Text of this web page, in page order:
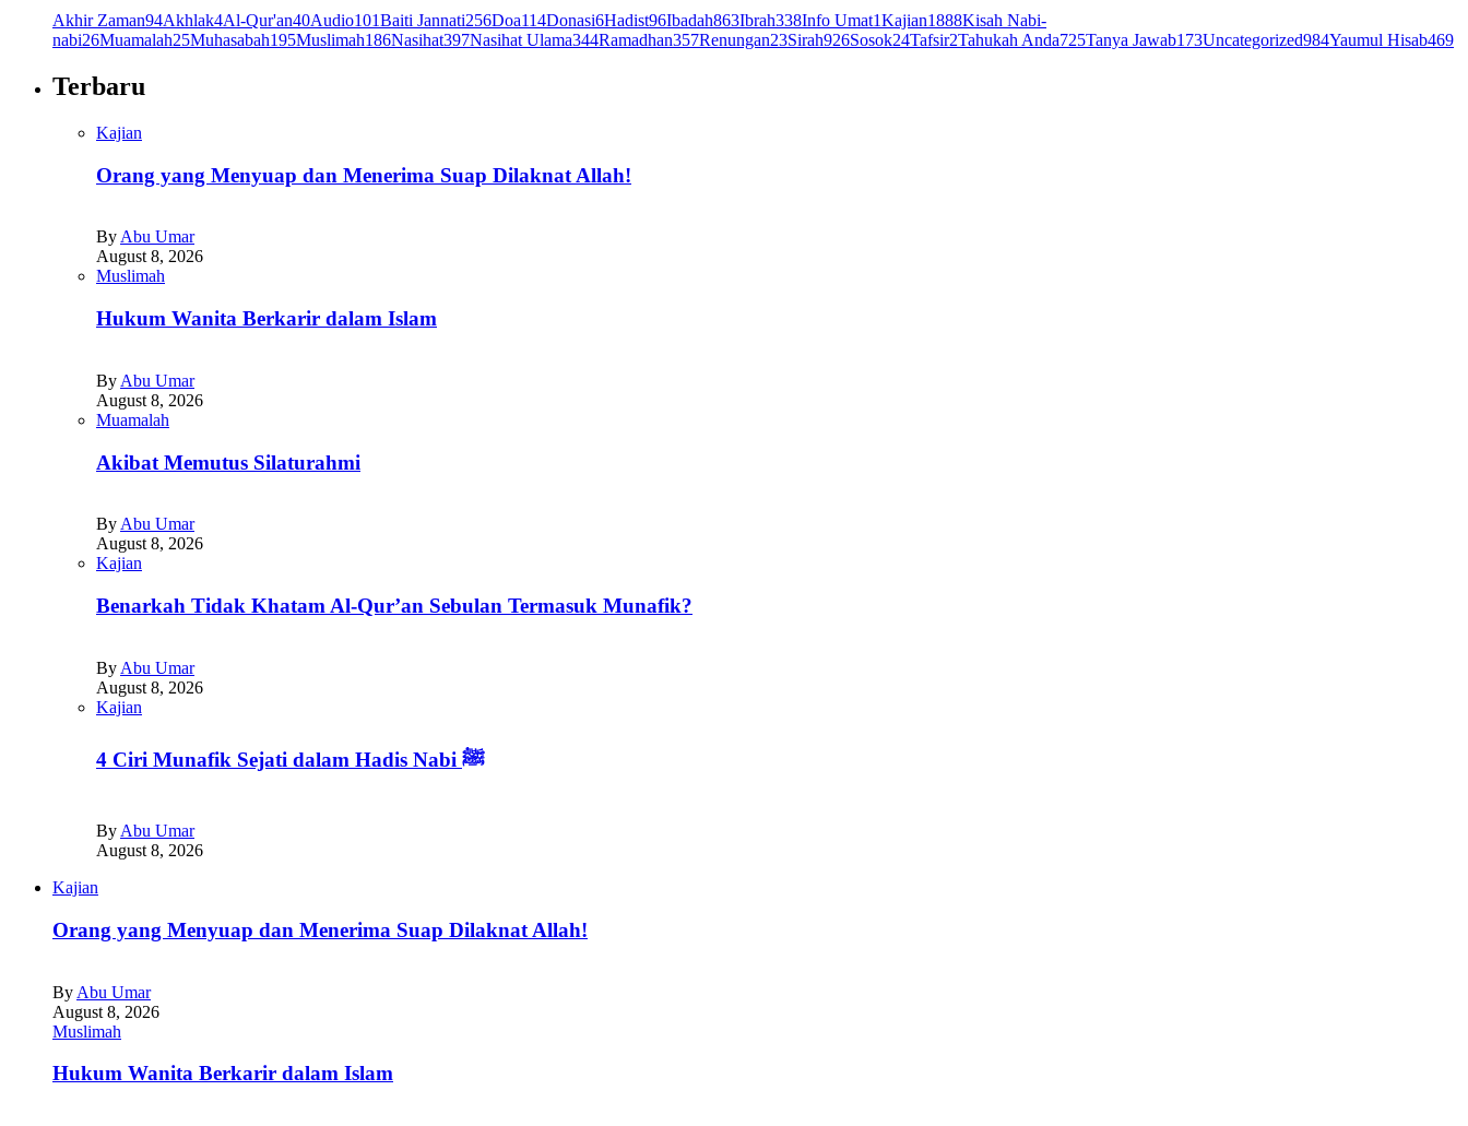
Akhir Zaman94Akhlak4Al-Qur'an40Audio101Baiti Jannati256Doa114Donasi6Hadist96Ibadah863Ibrah338Info Umat1Kajian1888Kisah Nabi-
nabi26Muamalah25Muhasabah195Muslimah186Nasihat397Nasihat Ulama344Ramadhan357Renungan23Sirah926Sosok24Tafsir2Tahukah Anda725Tanya Jawab173Uncategorized984Yaumul Hisab469
Terbaru
Kajian
Orang yang Menyuap dan Menerima Suap Dilaknat Allah!
ByAbu Umar
August 8, 2026
Muslimah
Hukum Wanita Berkarir dalam Islam
By Abu Umar
August 8, 2026
Muamalah
Akibat Memutus Silaturahmi
By Abu Umar
August 8, 2026
Kajian
Benarkah Tidak Khatam Al-Qur’an Sebulan Termasuk Munafik?
By Abu Umar
August 8, 2026
Kajian
4 Ciri Munafik Sejati dalam Hadis Nabi ﷺ
By Abu Umar
August 8, 2026
Kajian
Orang yang Menyuap dan Menerima Suap Dilaknat Allah!
By Abu Umar
August 8, 2026
Muslimah
Hukum Wanita Berkarir dalam Islam